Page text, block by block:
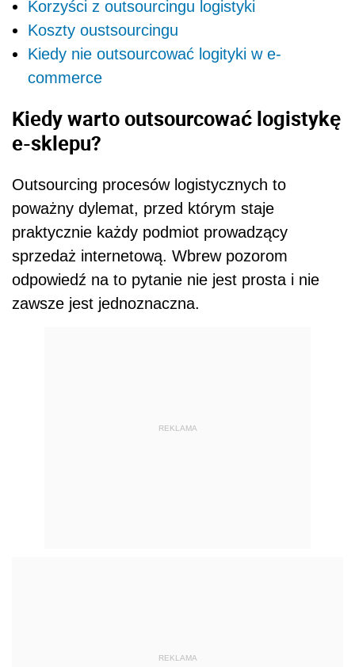
Korzyści z outsourcingu logistyki
Koszty oustsourcingu
Kiedy nie outsourcować logityki w e-
commerce
Kiedy warto outsourcować logistykę
e-sklepu?
Outsourcing procesów logistycznych to
poważny dylemat, przed którym staje
praktycznie każdy podmiot prowadzący
sprzedaż internetową. Wbrew pozorom
odpowiedź na to pytanie nie jest prosta i nie
zawsze jest jednoznaczna.
REKLAMA
REKLAMA